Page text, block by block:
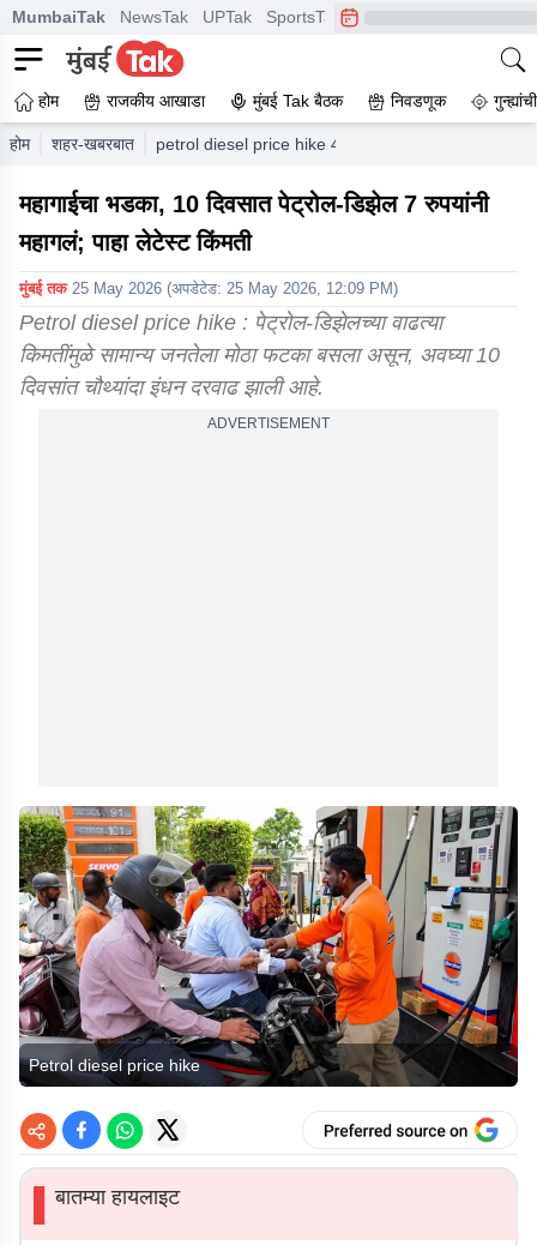
MumbaiTak NewsTak UPTak SportsTak CrimeTak
होम राजकीय आखाडा मुंबई Tak बैठक निवडणूक
होम शहर-खबरबात petrol diesel price hike 4th times in 10 days delhi
महागाईचा भडका, 10 दिवसात पेट्रोल-डिझेल 7 रुपयांनी
महागलं; पाहा लेटेस्ट किंमती
मुंबई तक 25 May 2026 (अपडेटेड: 25 May 2026, 12:09 PM)
Petrol diesel price hike : पेट्रोल-डिझेलच्या वाढत्या
किमतींमुळे सामान्य जनतेला मोठा फटका बसला असून, अवघ्या 10
दिवसांत चौथ्यांदा इंधन दरवाढ झाली आहे.
ADVERTISEMENT
Petrol diesel price hike
▌बातम्या हायलाइट